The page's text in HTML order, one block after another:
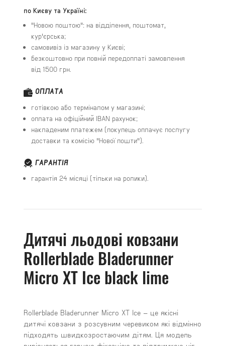
по Києву та Україні:
"Новою поштою": на відділення, поштомат,
кур'єрська;
самовивіз із магазину у Києві;
безкоштовно при повній передоплаті замовлення
від 1500 грн.
ОПЛАТА
готівкою або терміналом у магазині;
оплата на офіційний IBAN рахунок;
накладеним платежем (покупець оплачує послугу
доставки та комісію "Нової пошти").
ГАРАНТІЯ
гарантія 24 місяці (тільки на ролики).
Дитячі льодові ковзани
Rollerblade Bladerunner
Micro XT Ice black lime
Rollerblade Bladerunner Micro XT Ice – це якісні
дитячі ковзани з розсувним черевиком які відмінно
підходять швидкозростаючим дітям. Ця модель